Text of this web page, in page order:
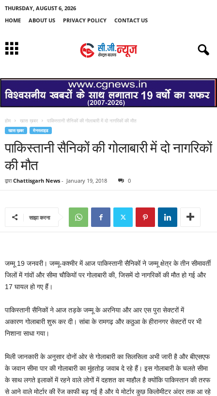
THURSDAY, AUGUST 6, 2026
HOME
ABOUT US PRIVACY POLICY CONTACT US
होम खास ख़बर पाकिस्तानी सैनिकों की गोलाबारी में दो नागरिकों की मौत
खास ख़बर मेनस्लाइड
पाकिस्तानी सैनिकों की गोलाबारी में दो नागरिकों
की मौत
द्वारा Chattisgarh News - January 19, 2018 0
साझा करना
जम्मू 19 जनवरी। जम्‍मू-कश्‍मीर में आज पाकिस्‍तानी सैनिकों ने जम्‍मू क्षेत्र के तीन सीमावर्ती
जिलों में गांवों और सीमा चौकियों पर गोलाबारी की, जिसमें दो नागरिकों की मौत हो गई और
17 घायल हो गए हैं।
पाकिस्‍तानी सैनिकों ने आज तड़के जम्‍मू के अरनिया और आर एस पुरा सेक्‍टरों में
अकारण गोलाबारी शुरू कर दी। सांबा के रामगढ़ और कठुआ के हीरानगर सेक्‍टरों पर भी
निशाना साधा गया।
मिली जानकारी के अनुसार दोनों ओर से गोलाबारी का सिलसिला अभी जारी है और बीएसएफ
के जवान सीमा पार की गोलाबारी का मुंहतोड़ जवाब दे रहे हैं। इस गोलाबारी के चलते सीमा
के साथ लगते इलाकों में रहने वाले लोगों में दहशत का माहौल है क्‍योंकि पाकिस्‍तान की तरफ
से आने वाले मोर्टार की रेंज काफी बढ़ गई है और ये मोर्टार कुछ किलोमीटर अंदर तक आ रहे